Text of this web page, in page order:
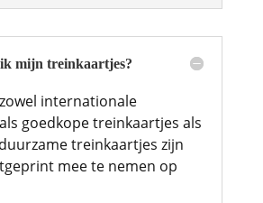
mijn treinkaartjes?
internationale
goedkope treinkaartjes als
treinkaartjes zijn
mee te nemen op